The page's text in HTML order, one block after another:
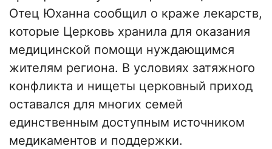
Отец Юханна сообщил о краже лекарств,
которые Церковь хранила для оказания
медицинской помощи нуждающимся
жителям региона. В условиях затяжного
конфликта и нищеты церковный приход
оставался для многих семей
единственным доступным источником
медикаментов и поддержки.